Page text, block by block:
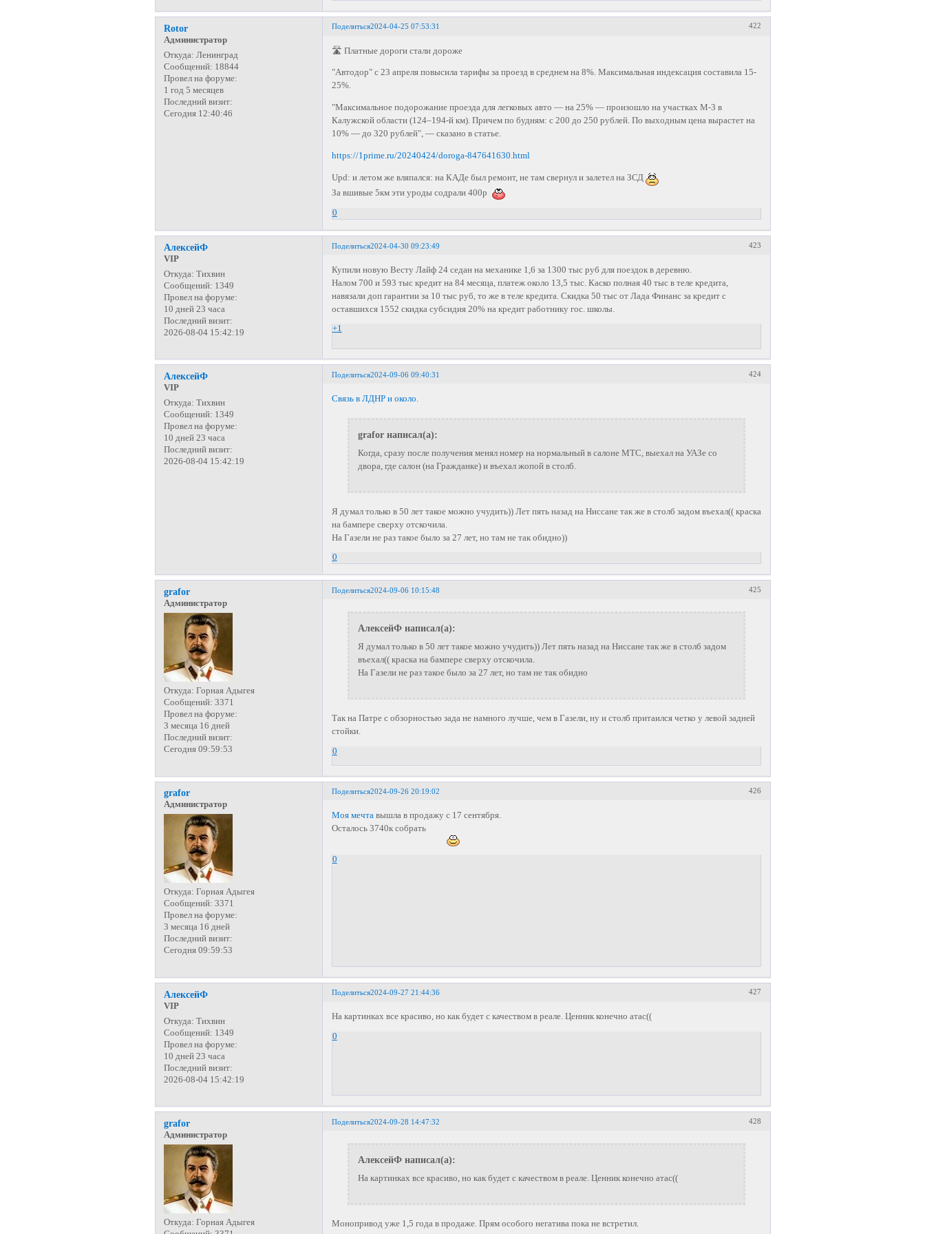
Поделиться 422
2024-04-25 07:53:31
Rotor
Администратор
Откуда: Ленинград
Сообщений: 18844
Провел на форуме:
1 год 5 месяцев
Последний визит:
Сегодня 12:40:46
🛣 Платные дороги стали дороже
"Автодор" с 23 апреля повысила тарифы за проезд в среднем на 8%. Максимальная индексация составила 15-
25%.
"Максимальное подорожание проезда для легковых авто — на 25% — произошло на участках М-3 в
Калужской области (124–194-й км). Причем по будням: с 200 до 250 рублей. По выходным цена вырастет на
10% — до 320 рублей", — сказано в статье.
https://1prime.ru/20240424/doroga-847641630.html
Upd: и летом же вляпался: на КАДе был ремонт, не там свернул и залетел на ЗСД
За вшивые 5км эти уроды содрали 400р
0
Поделиться 423
2024-04-30 09:23:49
АлексейФ
VIP
Откуда: Тихвин
Сообщений: 1349
Провел на форуме:
10 дней 23 часа
Последний визит:
2026-08-04 15:42:19
Купили новую Весту Лайф 24 седан на механике 1,6 за 1300 тыс руб для поездок в деревню.
Налом 700 и 593 тыс кредит на 84 месяца, платеж около 13,5 тыс. Каско полная 40 тыс в теле кредита,
навязали доп гарантии за 10 тыс руб, то же в теле кредита. Скидка 50 тыс от Лада Финанс за кредит с
оставшихся 1552 скидка субсидия 20% на кредит работнику гос. школы.
+1
Поделиться 424
2024-09-06 09:40:31
АлексейФ
VIP
Откуда: Тихвин
Сообщений: 1349
Провел на форуме:
10 дней 23 часа
Последний визит:
2026-08-04 15:42:19
Связь в ЛДНР и около.
grafor написал(а):
Когда, сразу после получения менял номер на нормальный в салоне МТС, выехал на УАЗе со
двора, где салон (на Гражданке) и въехал жопой в столб.
Я думал только в 50 лет такое можно учудить)) Лет пять назад на Ниссане так же в столб задом въехал(( краска
на бампере сверху отскочила.
На Газели не раз такое было за 27 лет, но там не так обидно))
0
Поделиться 425
2024-09-06 10:15:48
grafor
Администратор
Откуда: Горная Адыгея
Сообщений: 3371
Провел на форуме:
3 месяца 16 дней
Последний визит:
Сегодня 09:59:53
АлексейФ написал(а):
Я думал только в 50 лет такое можно учудить)) Лет пять назад на Ниссане так же в столб задом
въехал(( краска на бампере сверху отскочила.
На Газели не раз такое было за 27 лет, но там не так обидно
Так на Патре с обзорностью зада не намного лучше, чем в Газели, ну и столб притаился четко у левой задней
стойки.
0
Поделиться 426
2024-09-26 20:19:02
grafor
Администратор
Откуда: Горная Адыгея
Сообщений: 3371
Провел на форуме:
3 месяца 16 дней
Последний визит:
Сегодня 09:59:53
Моя мечтавышла в продажу с 17 сентября.
Осталось 3740к собрать
0
Поделиться 427
2024-09-27 21:44:36
АлексейФ
VIP
Откуда: Тихвин
Сообщений: 1349
Провел на форуме:
10 дней 23 часа
Последний визит:
2026-08-04 15:42:19
На картинках все красиво, но как будет с качеством в реале. Ценник конечно атас((
0
Поделиться 428
2024-09-28 14:47:32
grafor
Администратор
Откуда: Горная Адыгея
АлексейФ написал(а):
На картинках все красиво, но как будет с качеством в реале. Ценник конечно атас((
Монопривод уже 1,5 года в продаже. Прям особого негатива пока не встретил.